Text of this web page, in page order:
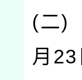
(二)
月 23